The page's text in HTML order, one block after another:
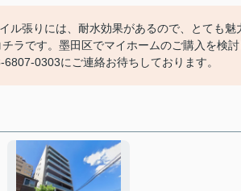
ル張りには、耐水効果があるので、とても魅
ラです。墨田区でマイホームのご購入を検討
0303にご連絡お待ちしております。